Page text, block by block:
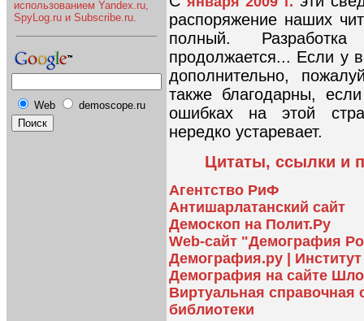
использованием Yandex.ru,
SpyLog.ru и Subscribe.ru.
Web demoscope.ru
распоряжение наших
полный.
продолжается... Если у
дополнительно,
также благодарны,
ошибках на этой
нередко устаревает.
Цитаты, ссылки и
Агентство РиФ
Антишарлатанский сайт
Демоскоп на Полит.Ру
Web-сайт "Демография
Демография.ру |
Демография на сайте
Виртуальная справочная
библиотеки